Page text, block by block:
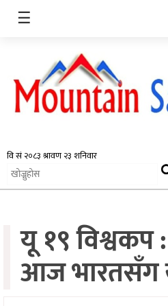
समाचार
प्रदेश
अर्थतन्त्र
स्वास्थ्य
☰
यू १९
आज